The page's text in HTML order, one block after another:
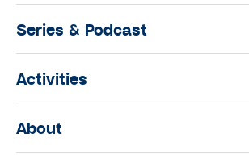
Series & Podcast
Activities
About